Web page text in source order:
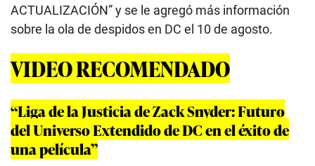
ACTUALIZACIÓN” y se le agregó más información
sobre la ola de despidos en DC el 10 de agosto.
VIDEO RECOMENDADO
“Liga de la Justicia de Zack Snyder: Futuro
del Universo Extendido de DC en el éxito de
una película”